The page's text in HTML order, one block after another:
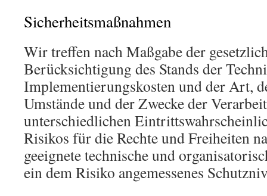
Sicherheitsmaßnahmen
Wir treffen nach Maßgabe der
Berücksichtigung des Stands der
Implementierungskosten und der Art,
Umstände und der Zwecke der
unterschiedlichen
Risikos für die Rechte und Freiheiten
geeignete technische und
ein dem Risiko angemessenes